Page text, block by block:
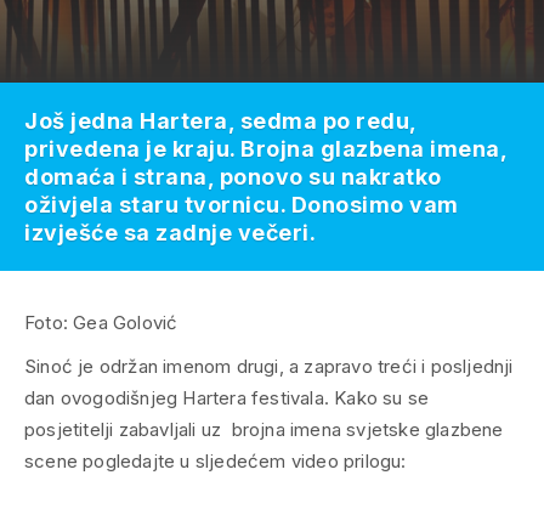
Foto: Gea Golović
Sinoć je održan imenom drugi, a zapravo treći i posljednji
dan ovogodišnjeg Hartera festivala. Kako su se
posjetitelji zabavljali uz brojna imena svjetske glazbene
scene pogledajte u sljedećem video prilogu:
Još jedna Hartera, sedma po redu,
privedena je kraju. Brojna glazbena imena,
domaća i strana, ponovo su nakratko
oživjela staru tvornicu. Donosimo vam
izvješće sa zadnje večeri.